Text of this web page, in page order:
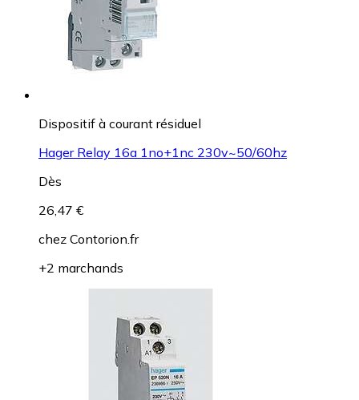
Dispositif à courant résiduel
Hager Relay 16a 1no+1nc 230v~50/60hz
Dès
26,47 €
chez Contorion.fr
+2 marchands